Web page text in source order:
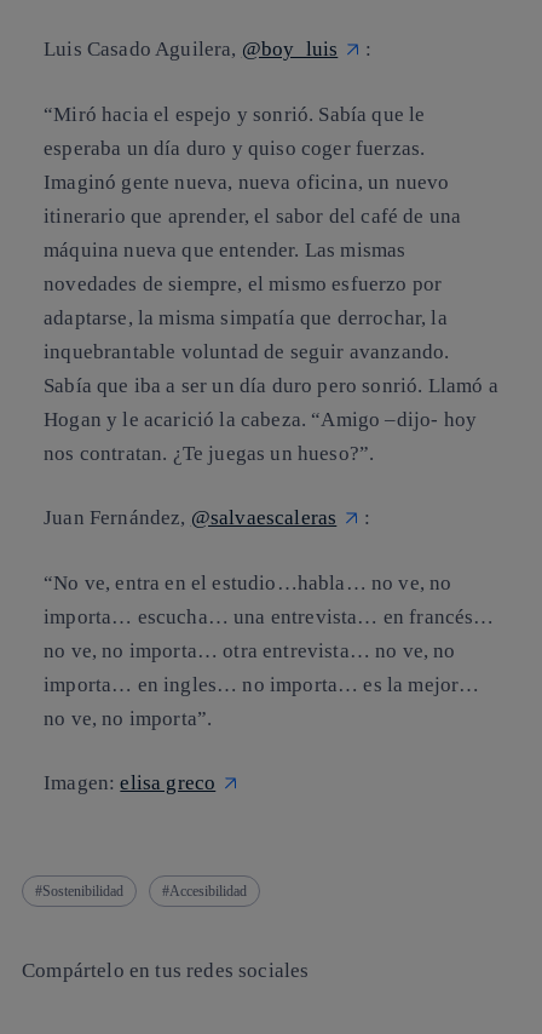
Luis Casado Aguilera, @boy_luis :
“Miró hacia el espejo y sonrió. Sabía que le
esperaba un día duro y quiso coger fuerzas.
Imaginó gente nueva, nueva oficina, un nuevo
itinerario que aprender, el sabor del café de una
máquina nueva que entender. Las mismas
novedades de siempre, el mismo esfuerzo por
adaptarse, la misma simpatía que derrochar, la
inquebrantable voluntad de seguir avanzando.
Sabía que iba a ser un día duro pero sonrió. Llamó a
Hogan y le acarició la cabeza. “Amigo –dijo- hoy
nos contratan. ¿Te juegas un hueso?”.
Juan Fernández, @salvaescaleras :
“No ve, entra en el estudio…habla… no ve, no
importa… escucha… una entrevista… en francés…
no ve, no importa… otra entrevista… no ve, no
importa… en ingles… no importa… es la mejor…
no ve, no importa”.
Imagen:elisa greco
Sostenibilidad Accesibilidad
Compártelo en tus redes sociales